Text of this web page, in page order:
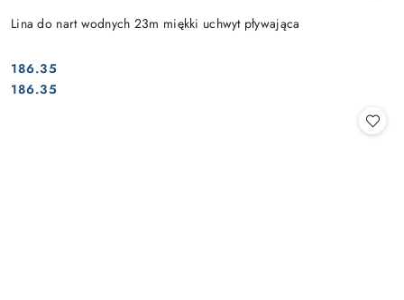
Lina do nart wodnych 23m miękki uchwyt pływająca
Cena:
186.35
Cena:
186.35